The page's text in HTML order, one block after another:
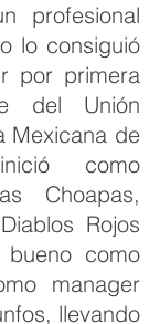
profesional
lo consiguió
por primera
del Unión
Mexicana de
como
Choapas,
Rojos
como
manager
llevando